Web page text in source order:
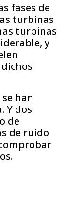
fases de
turbinas
turbinas
y
han
Y dos
de
de ruido